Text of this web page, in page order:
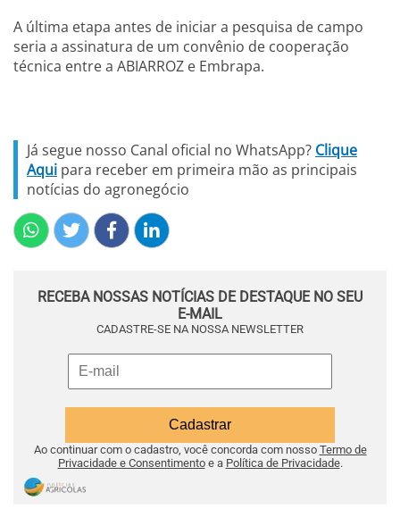
A última etapa antes de iniciar a pesquisa de campo
seria a assinatura de um convênio de cooperação
técnica entre a ABIARROZ e Embrapa.
Já segue nosso Canal oficial no WhatsApp? Clique
Aqui para receber em primeira mão as principais
notícias do agronegócio
RECEBA NOSSAS NOTÍCIAS DE DESTAQUE NO SEU
E-MAIL
CADASTRE-SE NA NOSSA NEWSLETTER
Ao continuar com o cadastro, você concorda com nosso Termo de
Privacidade e Consentimentoe a Política de Privacidade.